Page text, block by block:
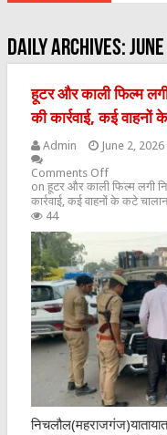
Daily Archives:
हूटर और काली फिल्म
की कार्रवाई, कई
Admin
June 2, 2026
Comments Off
on हूटर और काली फिल्म लगी
कार्रवाई, कई वाहनों के कटे चालान
44